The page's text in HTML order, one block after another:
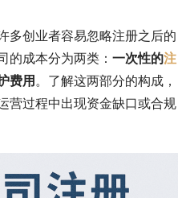
多创业者容易忽略注册之后的
的成本分为两类： 一次性的注
费用。了解这两部分的构成，
营过程中出现资金缺口或合规